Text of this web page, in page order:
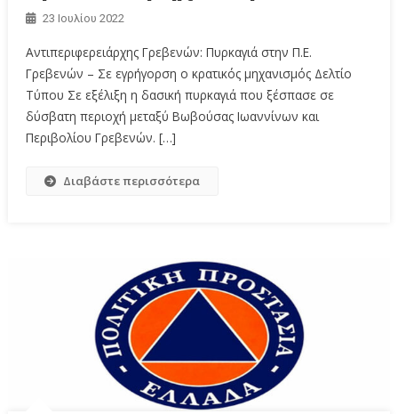
23 Ιουλίου 2022
Αντιπεριφερειάρχης Γρεβενών: Πυρκαγιά στην Π.Ε.
Γρεβενών – Σε εγρήγορση ο κρατικός μηχανισμός Δελτίο
Τύπου Σε εξέλιξη η δασική πυρκαγιά που ξέσπασε σε
δύσβατη περιοχή μεταξύ Βωβούσας Ιωαννίνων και
Περιβολίου Γρεβενών. […]
Διαβάστε περισσότερα